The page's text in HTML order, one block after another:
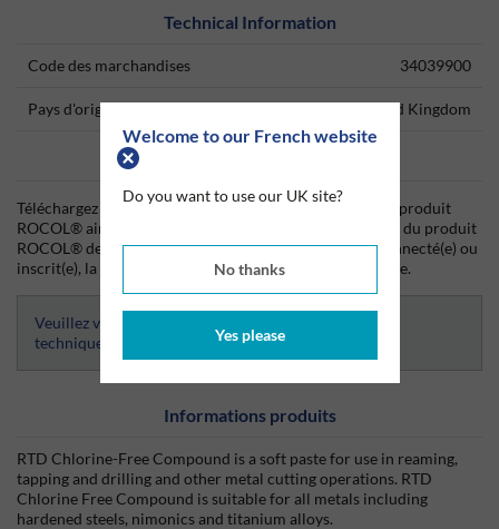
Welcome to our French website
Do you want to use our UK site?
No thanks
Yes please
Technical Information
Code des marchandises 34039900
Pays d'origine United Kingdom
Téléchargez dès aujourd'hui la fiche technique (TDS) du produit
ROCOL® ainsi que la fiche de données de sécurité (SDS) du produit
ROCOL® depuis Silmid. Une fois que vous vous êtes connecté(e) ou
inscrit(e), la fiche technique sera visible et téléchargeable.
Veuillez vous connecter afin d’avoir accès aux fiches
techniques
Informations produits
RTD Chlorine-Free Compound is a soft paste for use in reaming,
tapping and drilling and other metal cutting operations. RTD
Chlorine Free Compound is suitable for all metals including
hardened steels, nimonics and titanium alloys.